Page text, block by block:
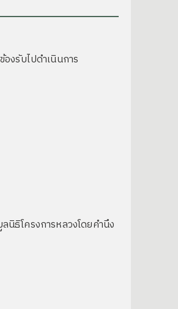
งรับไปดำเนินการ
นิธิโครงการหลวงโดยคำนึง